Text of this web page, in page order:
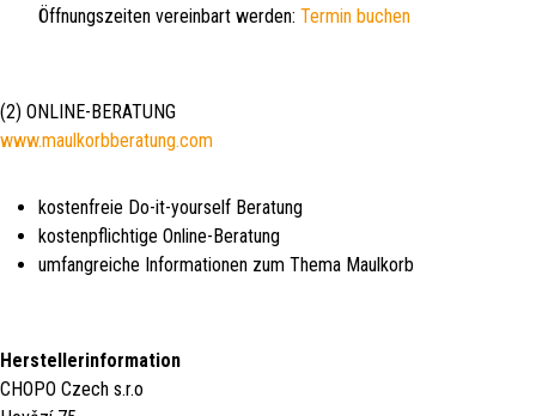
Öffnungszeiten vereinbart werden: Termin buchen
(2) ONLINE-BERATUNG
www.maulkorbberatung.com
kostenfreie Do-it-yourself Beratung
kostenpflichtige Online-Beratung
umfangreiche Informationen zum Thema Maulkorb
Herstellerinformation
CHOPO Czech s.r.o